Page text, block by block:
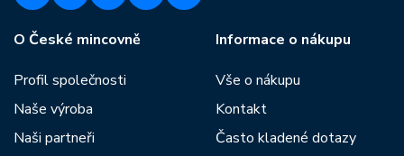
O České mincovně
Profil společnosti
Naše výroba
Naši partneři
Informace o nákupu
Vše o nákupu
Kontakt
Často kladené dotazy